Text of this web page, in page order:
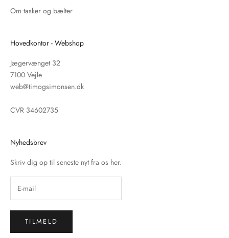
Om tasker og bælter
Hovedkontor - Webshop
Jægervænget 32
7100 Vejle
web@timogsimonsen.dk
CVR 34602735
Nyhedsbrev
Skriv dig op til seneste nyt fra os her.
TILMELD